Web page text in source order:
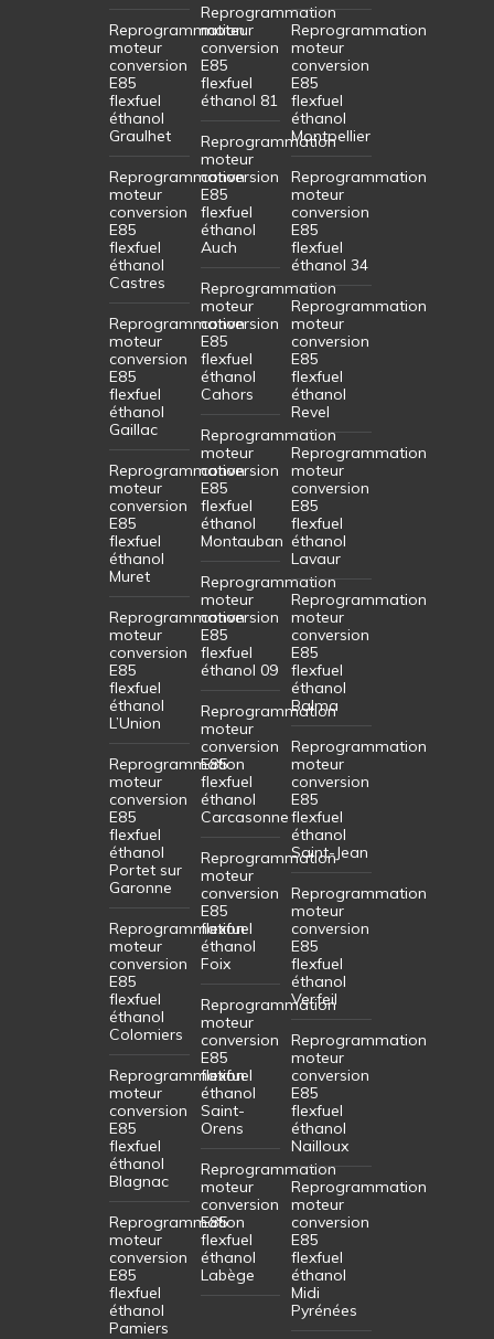
Reprogrammation
moteur
conversion
E85
flexfuel
éthanol
Graulhet
Reprogrammation
moteur
conversion
E85
flexfuel
éthanol
Castres
Reprogrammation
moteur
conversion
E85
flexfuel
éthanol
Gaillac
Reprogrammation
moteur
conversion
E85
flexfuel
éthanol
Muret
Reprogrammation
moteur
conversion
E85
flexfuel
éthanol
L’Union
Reprogrammation
moteur
conversion
E85
flexfuel
éthanol
Portet sur
Garonne
Reprogrammation
moteur
conversion
E85
flexfuel
éthanol
Colomiers
Reprogrammation
moteur
conversion
E85
flexfuel
éthanol
Blagnac
Reprogrammation
moteur
conversion
E85
flexfuel
éthanol
Pamiers
Reprogrammation
moteur
conversion
E85
flexfuel
éthanol 81
Reprogrammation
moteur
conversion
E85
flexfuel
éthanol
Auch
Reprogrammation
moteur
conversion
E85
flexfuel
éthanol
Cahors
Reprogrammation
moteur
conversion
E85
flexfuel
éthanol
Montauban
Reprogrammation
moteur
conversion
E85
flexfuel
éthanol 09
Reprogrammation
moteur
conversion
E85
flexfuel
éthanol
Carcasonne
Reprogrammation
moteur
conversion
E85
flexfuel
éthanol
Foix
Reprogrammation
moteur
conversion
E85
flexfuel
éthanol
Saint-
Orens
Reprogrammation
moteur
conversion
E85
flexfuel
éthanol
Labège
Reprogrammation
moteur
conversion
E85
flexfuel
éthanol
Montpellier
Reprogrammation
moteur
conversion
E85
flexfuel
éthanol 34
Reprogrammation
moteur
conversion
E85
flexfuel
éthanol
Revel
Reprogrammation
moteur
conversion
E85
flexfuel
éthanol
Lavaur
Reprogrammation
moteur
conversion
E85
flexfuel
éthanol
Balma
Reprogrammation
moteur
conversion
E85
flexfuel
éthanol
Saint-Jean
Reprogrammation
moteur
conversion
E85
flexfuel
éthanol
Verfeil
Reprogrammation
moteur
conversion
E85
flexfuel
éthanol
Nailloux
Reprogrammation
moteur
conversion
E85
flexfuel
éthanol
Midi
Pyrénées